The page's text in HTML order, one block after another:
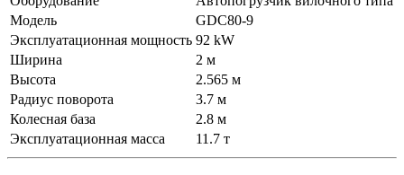
Модель
GDC80-9
Эксплуатационная мощность 92 kW
Ширина
2 м
Высота
2.565 м
Радиус поворота
3.7 м
Колесная база
2.8 м
Эксплуатационная масса
11.7 т